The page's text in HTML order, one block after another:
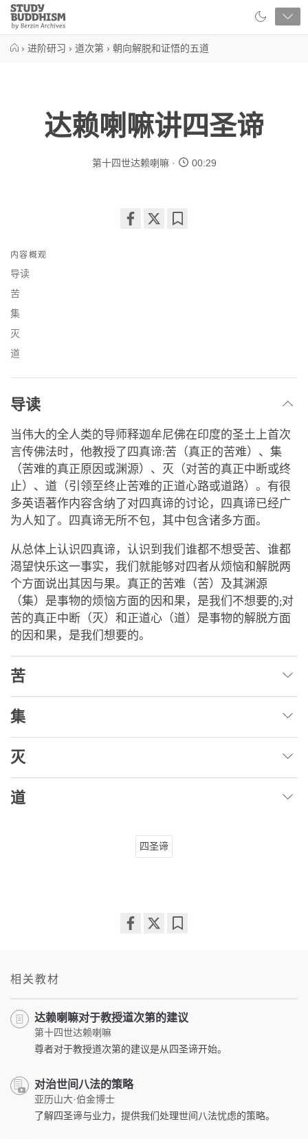
Close
Study
Buddhism
› 进阶研习 › 道次第 › 朝向解脱和证悟的五道
达赖喇嘛讲四圣谛
第十四世达赖喇嘛 00:29
内容概观
导读
苦
集
灭
道
导读
当伟大的全人类的导师释迦牟尼佛在印度的圣土上首次
言传佛法时，他教授了四真谛:苦（真正的苦难）、集
（苦难的真正原因或渊源）、灭（对苦的真正中断或终
止）、道（引领至终止苦难的正道心路或道路）。有很
多英语著作内容含纳了对四真谛的讨论，四真谛已经广
为人知了。四真谛无所不包，其中包含诸多方面。
从总体上认识四真谛，认识到我们谁都不想受苦、谁都
渴望快乐这一事实，我们就能够对四者从烦恼和解脱两
个方面说出其因与果。真正的苦难（苦）及其渊源
（集）是事物的烦恼方面的因和果，是我们不想要的;对
苦的真正中断（灭）和正道心（道）是事物的解脱方面
的因和果，是我们想要的。
苦
集
灭
道
四圣谛
相关教材
达赖喇嘛对于教授道次第的建议
第十四世达赖喇嘛
尊者对于教授道次第的建议是从四圣谛开始。
对治世间八法的策略
亚历山大·伯金博士
了解四圣谛与业力，提供我们处理世间八法忧虑的策略。